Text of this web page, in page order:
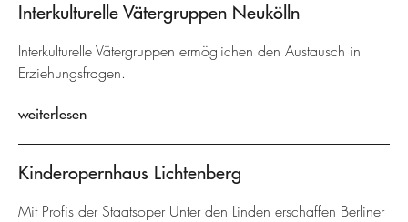
Interkulturelle Vätergruppen Neukölln
Interkulturelle Vätergruppen ermöglichen den Austausch in
Erziehungsfragen.
weiterlesen
Kinderopernhaus Lichtenberg
Mit Profis der Staatsoper Unter den Linden erschaffen Berliner